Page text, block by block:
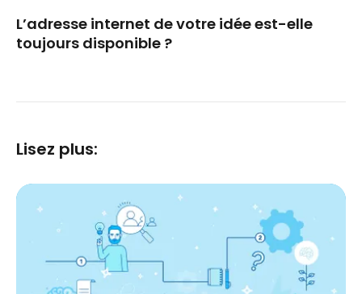
L’adresse internet de votre idée est-elle
toujours disponible ?
Lisez plus: